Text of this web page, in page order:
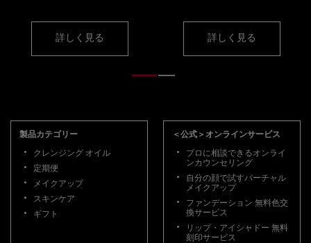
詳しく見る 詳しく見る
製品カテゴリー
クレンジング オイル
定期便
メイクアップ
スキンケア
ギフト
＜公式＞オンラインサービス
プロに相談できるオンライ
ンカウンセリング
自分の顔で試すバーチャル
メイクアップ
ファンデーション 無料色交
換サービス
リップ・アイシャドー 無料
刻印サービス